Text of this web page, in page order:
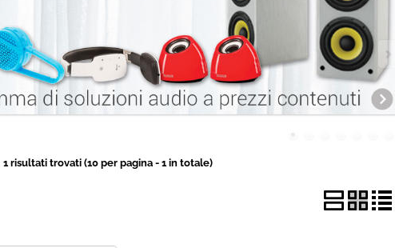
Hai perso la password?
1 risultati trovati (10 per pagina - 1 in totale)